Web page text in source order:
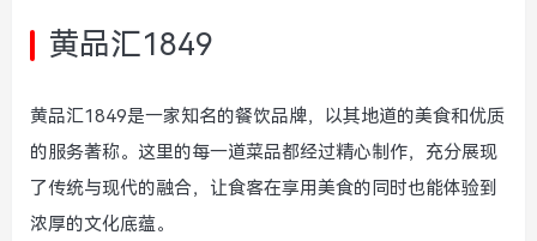
黄品汇1849
黄品汇1849是一家知名的餐饮品牌，以其地道的美食和优质
的服务著称。这里的每一道菜品都经过精心制作，充分展现
了传统与现代的融合，让食客在享用美食的同时也能体验到
浓厚的文化底蕴。